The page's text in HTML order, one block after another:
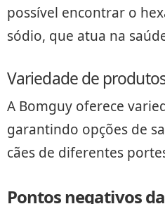
possível encontrar o
sódio, que atua na
Variedade de
A Bomguy oferece
garantindo opções de
cães de diferentes
Pontos negativos